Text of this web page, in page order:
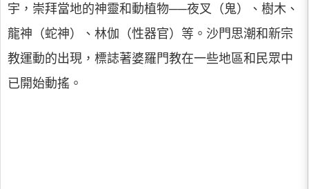
宇，崇拜當地的神靈和動植物──夜叉（鬼）、樹木、
龍神（蛇神）、林伽（性器官）等。沙門思潮和新宗
教運動的出現，標誌著婆羅門教在一些地區和民眾中
已開始動搖。